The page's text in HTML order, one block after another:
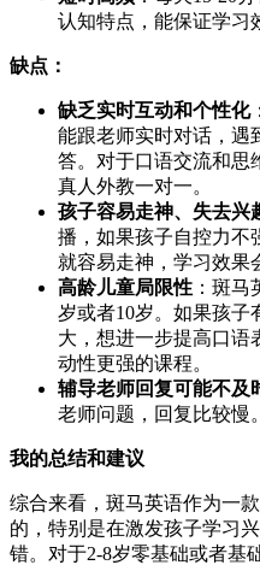
认知特点，能保证学习
缺点：
缺乏实时互动和个性化
能跟老师实时对话，遇
答。对于口语交流和思
真人外教一对一。
孩子容易走神、失去兴
播，如果孩子自控力不
就容易走神，学习效果
高龄儿童局限性 ：斑
岁或者10岁。如果孩子
大，想进一步提高口语
动性更强的课程。
辅导老师回复可能不及
老师问题，回复比较慢。
我的总结和建议
综合来看，斑马英语作为一
的，特别是在激发孩子学习
错。对于2-8岁零基础或者基